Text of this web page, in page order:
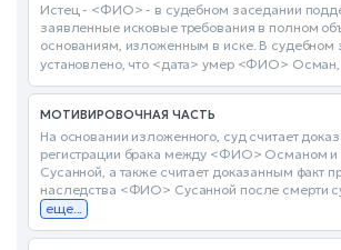
Истец - <ФИО> - в судебном заседании
заявленные исковые требования в полном
основаниям, изложенным в иске. В судебном
установлено, что <дата> умер <ФИО>
МОТИВИРОВОЧНАЯ ЧАСТЬ
На основании изложенного, суд считает
регистрации брака между <ФИО> Османом
Сусанной, а также считает доказанным факт
наследства <ФИО> Сусанной после смерти
еще...